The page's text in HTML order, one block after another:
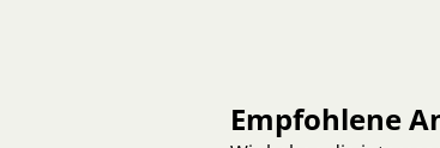
Empfohlene